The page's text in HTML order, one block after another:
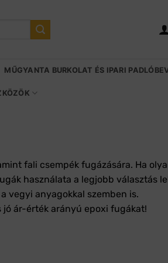
MŰGYANTA BURKOLAT ÉS IPARI
fali csempék fugázására. Ha
használata a legjobb választás
vegyi anyagokkal szemben is.
ár-érték arányú epoxi fugákat!